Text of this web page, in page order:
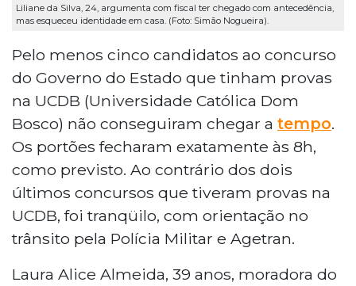
Liliane da Silva, 24, argumenta com fiscal ter chegado com antecedência,
mas esqueceu identidade em casa. (Foto: Simão Nogueira).
Pelo menos cinco candidatos ao concurso
do Governo do Estado que tinham provas
na UCDB (Universidade Católica Dom
Bosco) não conseguiram chegar a tempo.
Os portões fecharam exatamente às 8h,
como previsto. Ao contrário dos dois
últimos concursos que tiveram provas na
UCDB, foi tranqüilo, com orientação no
trânsito pela Polícia Militar e Agetran.
Laura Alice Almeida, 39 anos, moradora do